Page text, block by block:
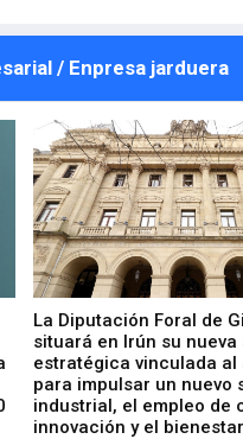
/ Enpresa jarduera
La Diputación Foral de
situará en Irún su nueva
estratégica vinculada al
para impulsar un nuevo
industrial, el empleo de
innovación y el bienestar